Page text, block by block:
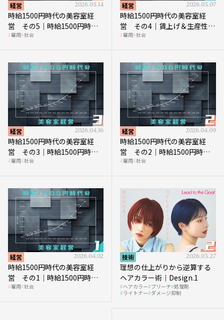
経営 2026.05.14
時給1500円時代の美容室経
営 その5｜時給1500円時代
の到来は美容業の収益構造を
雇用 社会
経営 2026.05.07
時給1500円時代の美容室経
営 その4｜賃上げ＆生産性向
上につなげる賢い助成金活用
雇用 社会
経営 2026.04.16
時給1500円時代の美容室経
営 その3｜時給1500円時
代、美容業はどのような影響
雇用 社会
経営 2026.04.09
時給1500円時代の美容室経
営 その2｜時給1500円時代
に支払う給与はいくらなのか
雇用 社会
経営 2026.04.02
時給1500円時代の美容室経
営 その1｜時給1500円時代
へ向かう社会的背景
雇用 社会
技術 2026.03.27
理想の仕上がりから逆算する
ヘアカラー術｜Design.1
ヘアカラー ブリーチ 処理剤
ライトナー ダメージ抑制